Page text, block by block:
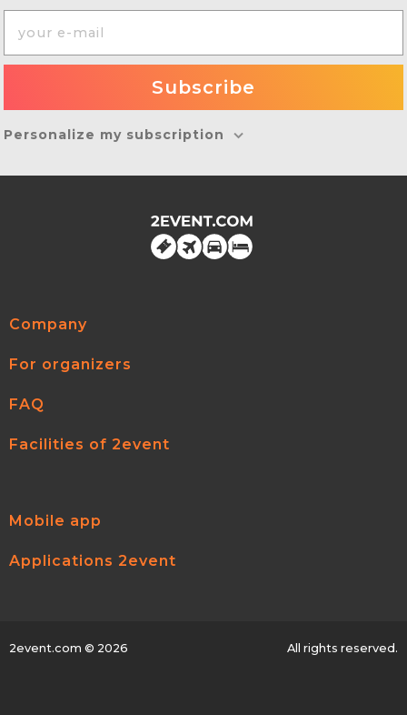
Personalize my subscription
Company
For organizers
FAQ
Facilities of 2event
Mobile app
Applications 2event
2event.com © 2026 All rights reserved.